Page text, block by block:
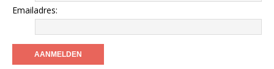
Emailadres: